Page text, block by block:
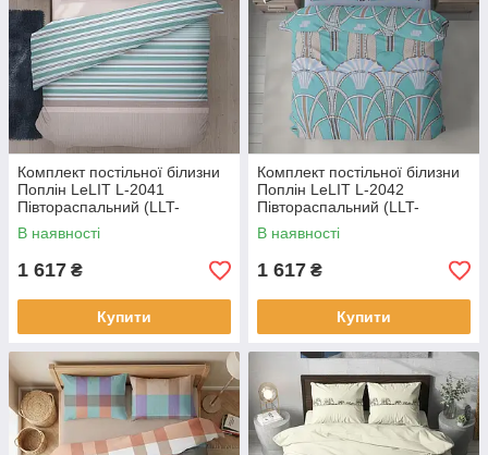
Комплект постільної білизни
Поплін LeLIT L-2041
Півтораспальний (LLT-
111005)
В наявності
1 617 ₴
Купити
Комплект постільної білизни
Поплін LeLIT L-2042
Півтораспальний (LLT-
111006)
В наявності
1 617 ₴
Купити